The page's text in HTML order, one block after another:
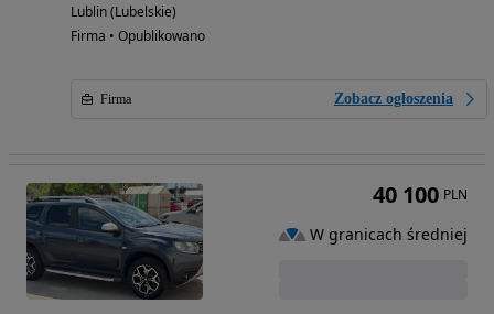
Lublin (Lubelskie)
Firma • Opublikowano
Firma Zobacz ogłoszenia
40 100 PLN
W granicach średniej